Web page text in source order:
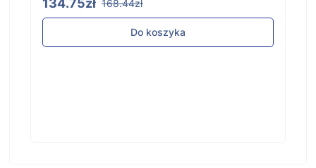
134.75zł 168.44zł
Do koszyka